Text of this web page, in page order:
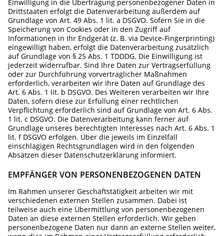
Einwilligung in die Übertragung personenbezogener Daten in
Drittstaaten erfolgt die Datenverarbeitung außerdem auf
Grundlage von Art. 49 Abs. 1 lit. a DSGVO. Sofern Sie in die
Speicherung von Cookies oder in den Zugriff auf
Informationen in Ihr Endgerät (z. B. via Device-Fingerprinting)
eingewilligt haben, erfolgt die Datenverarbeitung zusätzlich
auf Grundlage von § 25 Abs. 1 TDDDG. Die Einwilligung ist
jederzeit widerrufbar. Sind Ihre Daten zur Vertragserfüllung
oder zur Durchführung vorvertraglicher Maßnahmen
erforderlich, verarbeiten wir Ihre Daten auf Grundlage des
Art. 6 Abs. 1 lit. b DSGVO. Des Weiteren verarbeiten wir Ihre
Daten, sofern diese zur Erfüllung einer rechtlichen
Verpflichtung erforderlich sind auf Grundlage von Art. 6 Abs.
1 lit. c DSGVO. Die Datenverarbeitung kann ferner auf
Grundlage unseres berechtigten Interesses nach Art. 6 Abs. 1
lit. f DSGVO erfolgen. Über die jeweils im Einzelfall
einschlägigen Rechtsgrundlagen wird in den folgenden
Absätzen dieser Datenschutzerklärung informiert.
EMPFÄNGER VON PERSONENBEZOGENEN DATEN
Im Rahmen unserer Geschäftstätigkeit arbeiten wir mit
verschiedenen externen Stellen zusammen. Dabei ist
teilweise auch eine Übermittlung von personenbezogenen
Daten an diese externen Stellen erforderlich. Wir geben
personenbezogene Daten nur dann an externe Stellen weiter,